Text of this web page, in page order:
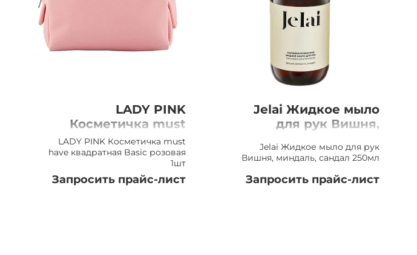
LADY PINK
Косметичка must
have квадратная
Basic розовая 1шт
LADY PINK Косметичка must
have квадратная Basic розовая
1шт
Запросить прайс-лист
Jelai Жидкое мыло
для рук Вишня,
250мл
Jelai Жидкое мыло для рук
Вишня, миндаль, сандал 250мл
Запросить прайс-лист